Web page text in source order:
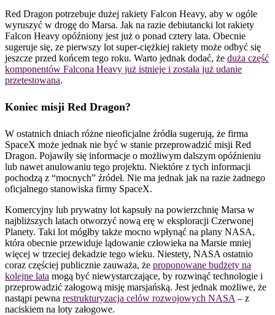
Red Dragon potrzebuje dużej rakiety Falcon Heavy, aby w ogóle
wyruszyć w drogę do Marsa. Jak na razie debiutancki lot rakiety
Falcon Heavy opóźniony jest już o ponad cztery lata. Obecnie
sugeruje się, ze pierwszy lot super-ciężkiej rakiety może odbyć się
jeszcze przed końcem tego roku. Warto jednak dodać, że duża część
komponentów Falcona Heavy już istnieje i została już udanie
przetestowana.
Koniec misji Red Dragon?
W ostatnich dniach różne nieoficjalne źródła sugerują, że firma
SpaceX może jednak nie być w stanie przeprowadzić misji Red
Dragon. Pojawiły się informacje o możliwym dalszym opóźnieniu
lub nawet anulowaniu tego projektu. Niektóre z tych informacji
pochodzą z “mocnych” źródeł. Nie ma jednak jak na razie żadnego
oficjalnego stanowiska firmy SpaceX.
Komercyjny lub prywatny lot kapsuły na powierzchnię Marsa w
najbliższych latach otworzyć nową erę w eksploracji Czerwonej
Planety. Taki lot mógłby także mocno wpłynąć na plany NASA,
która obecnie przewiduje lądowanie człowieka na Marsie mniej
więcej w trzeciej dekadzie tego wieku. Niestety, NASA ostatnio
coraz częściej publicznie zauważa, że proponowane budżety na
kolejne lata mogą być niewystarczające, by rozwinąć technologie i
przeprowadzić załogową misję marsjańską. Jest jednak możliwe, że
nastąpi pewna restrukturyzacja celów rozwojowych NASA – z
naciskiem na loty załogowe.